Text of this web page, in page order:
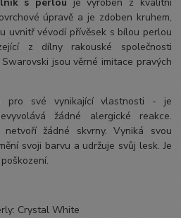
s perlou je vyroben z kvalitní
úpravě a je zdoben kruhem,
uvnitř vévodí přívěsek s bílou perlou
z dílny rakouské společnosti
jsou věrné imitace pravých
své vynikající vlastnosti - je
žádné alergické reakce.
žádné skvrny. Vyniká svou
svoji barvu a udržuje svůj lesk. Je
Crystal White